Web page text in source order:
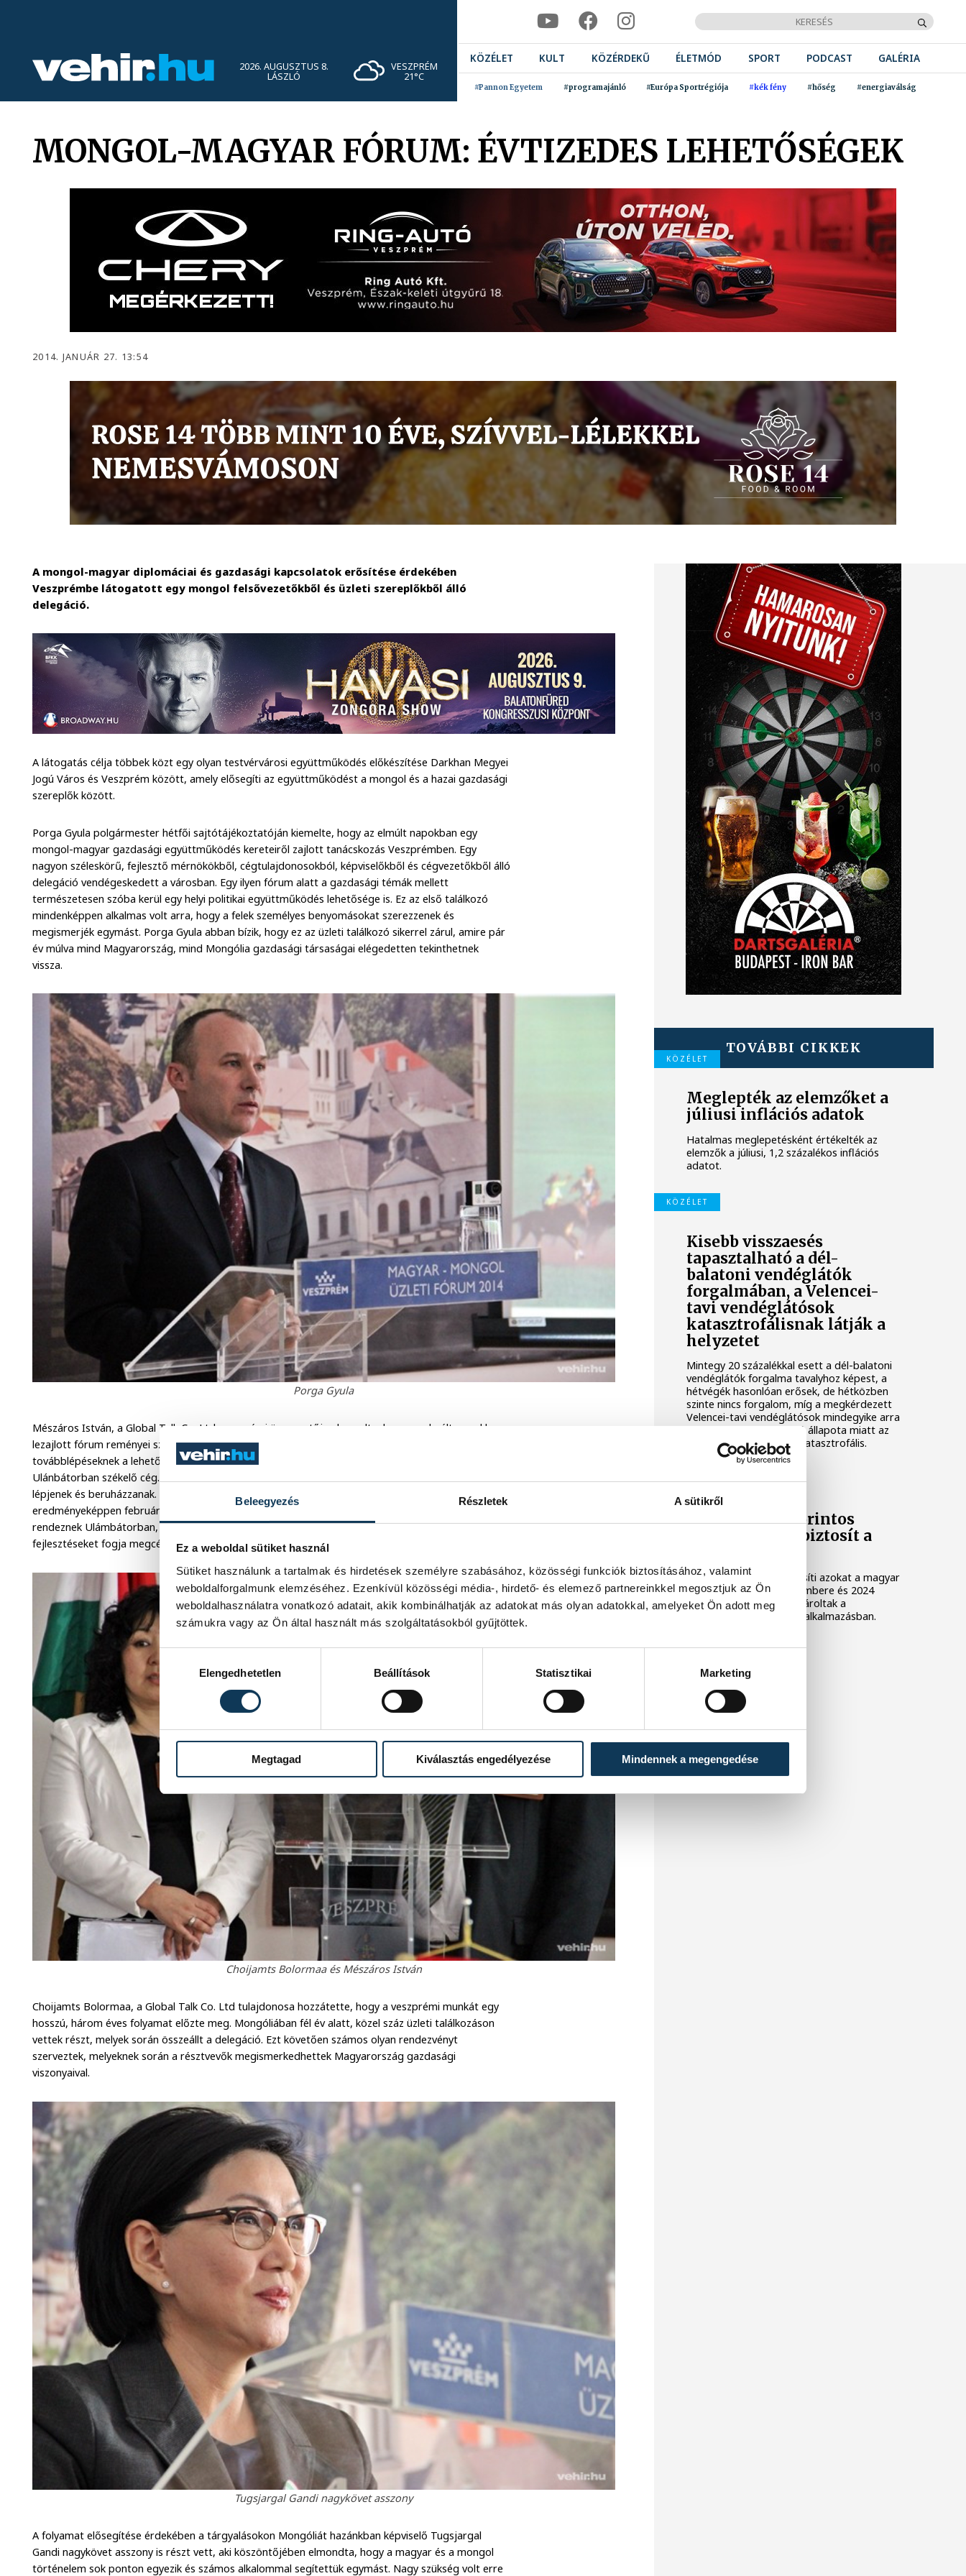
Beleegyezés Részletek A sütikről
Ez a weboldal sütiket használ
Sütiket használunk a tartalmak és hirdetések személyre szabásához, közösségi funkciók biztosításához, valamint
weboldalforgalmunk elemzéséhez. Ezenkívül közösségi média-, hirdető- és elemező partnereinkkel megosztjuk az Ön
weboldalhasználatra vonatkozó adatait, akik kombinálhatják az adatokat más olyan adatokkal, amelyeket Ön adott meg
számukra vagy az Ön által használt más szolgáltatásokból gyűjtöttek.
Elengedhetetlen
Beállítások Statisztikai Marketing
Megtagad Kiválasztás engedélyezése Mindennek a megengedése
2026. AUGUSZTUS 8.
LÁSZLÓ
VESZPRÉM
21°C
KÖZÉLET KULT KÖZÉRDEKŰ ÉLETMÓD SPORT PODCAST GALÉRIA
#Pannon Egyetem #programajánló #Európa Sportrégiója #kék fény #hőség #energiaválság
MONGOL-MAGYAR FÓRUM: ÉVTIZEDES LEHETŐSÉGEK
2014. JANUÁR 27. 13:54
A mongol-magyar diplomáciai és gazdasági kapcsolatok erősítése érdekében
Veszprémbe látogatott egy mongol felsővezetőkből és üzleti szereplőkből álló
delegáció.
A látogatás célja többek közt egy olyan testvérvárosi együttműködés előkészítése Darkhan Megyei
Jogú Város és Veszprém között, amely elősegíti az együttműködést a mongol és a hazai gazdasági
szereplők között.
Porga Gyula polgármester hétfői sajtótájékoztatóján kiemelte, hogy az elmúlt napokban egy
mongol-magyar gazdasági együttműködés kereteiről zajlott tanácskozás Veszprémben. Egy
nagyon széleskörű, fejlesztő mérnökökből, cégtulajdonosokból, képviselőkből és cégvezetőkből álló
delegáció vendégeskedett a városban. Egy ilyen fórum alatt a gazdasági témák mellett
természetesen szóba kerül egy helyi politikai együttműködés lehetősége is. Ez az első találkozó
mindenképpen alkalmas volt arra, hogy a felek személyes benyomásokat szerezzenek és
megismerjék egymást. Porga Gyula abban bízik, hogy ez az üzleti találkozó sikerrel zárul, amire pár
év múlva mind Magyarország, mind Mongólia gazdasági társaságai elégedetten tekinthetnek
vissza.
Porga Gyula
Mészáros István, a Global Talk Co. Ltd veszprémi ügyvezetője elmondta, hogy az elmúlt napokban
lezajlott fórum reményei szerint megalapozza a két ország közötti gazdasági, kulturális és oktatási
továbblépéseknek a lehetőségét. Több éves kutató munka eredményeként jött létre az
Ulánbátorban székelő cég. Olyan partnereket kerestek, akik nyitottak arra, hogy Mongólia irányába
lépjenek és beruházzanak. Több mint harminc tárgyalás zajlott le az elmúlt négy nap alatt, melyek
eredményeképpen február vége és március eleje közt egy, a veszprémihez hasonló fórumot
rendeznek Ulámbátorban, ami kizárólag a mongol és magyar oktatási, kulturális és oktatási
fejlesztéseket fogja megcélozni.
Choijamts Bolormaa és Mészáros István
Choijamts Bolormaa, a Global Talk Co. Ltd tulajdonosa hozzátette, hogy a veszprémi munkát egy
hosszú, három éves folyamat előzte meg. Mongóliában fél év alatt, közel száz üzleti találkozáson
vettek részt, melyek során összeállt a delegáció. Ezt követően számos olyan rendezvényt
szerveztek, melyeknek során a résztvevők megismerkedhettek Magyarország gazdasági
viszonyaival.
Tugsjargal Gandi nagykövet asszony
A folyamat elősegítése érdekében a tárgyalásokon Mongóliát hazánkban képviselő Tugsjargal
Gandi nagykövet asszony is részt vett, aki köszöntőjében elmondta, hogy a magyar és a mongol
történelem sok ponton egyezik és számos alkalommal segítettük egymást. Nagy szükség volt erre
TOVÁBBI CIKKEK
KÖZÉLET
Meglepték az elemzőket a
júliusi inflációs adatok
Hatalmas meglepetésként értékelték az
elemzők a júliusi, 1,2 százalékos inflációs
adatot.
KÖZÉLET
Kisebb visszaesés
tapasztalható a dél-
balatoni vendéglátók
forgalmában, a Velencei-
tavi vendéglátósok
katasztrofálisnak látják a
helyzetet
Mintegy 20 százalékkal esett a dél-balatoni
vendéglátók forgalma tavalyhoz képest, a
hétvégék hasonlóan erősek, de hétközben
szinte nincs forgalom, míg a megkérdezett
Velencei-tavi vendéglátósok mindegyike arra
panaszkodott, hogy a tó állapota miatt az
idei esztendő forgalma katasztrofális.
GAZDASÁG
A Temu 2000 forintos
kompenzációt biztosít a
A Temu hamarosan értesíti azokat a magyar
ügyfeleit, akik 2023 novembere és 2024
szeptembere között vásároltak a
platformon vagy a mobilalkalmazásban.